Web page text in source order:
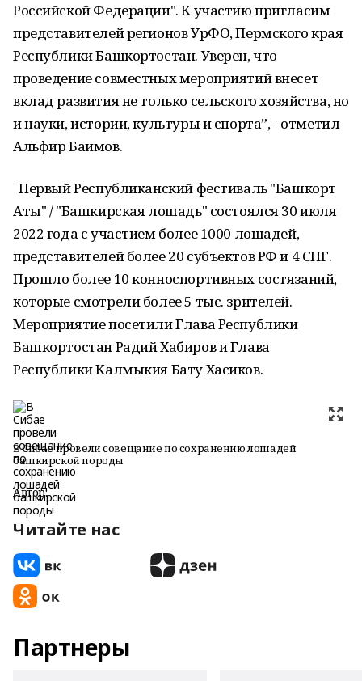
Российской Федерации". К участию пригласим
представителей регионов УрФО, Пермского края
Республики Башкортостан. Уверен, что
проведение совместных мероприятий внесет
вклад развития не только сельского хозяйства, но
и науки, истории, культуры и спорта”, - отметил
Альфир Баимов.
Первый Республиканский фестиваль "Башкорт
Аты" / "Башкирская лошадь" состоялся 30 июля
2022 года с участием более 1000 лошадей,
представителей более 20 субъектов РФ и 4 СНГ.
Прошло более 10 конноспортивных состязаний,
которые смотрели более 5 тыс. зрителей.
Мероприятие посетили Глава Республики
Башкортостан Радий Хабиров и Глава
Республики Калмыкия Бату Хасиков.
В Сибае провели совещание по сохранению лошадей
башкирской породы
Автор:
Читайте нас
Партнеры